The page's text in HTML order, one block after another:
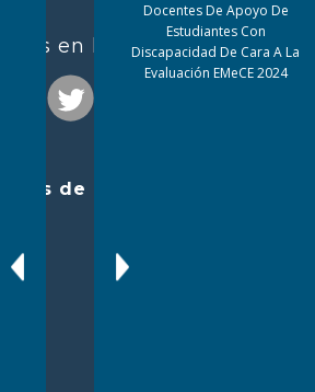
en las redes!
de interés
Docentes De Apoyo De
Estudiantes Con
Discapacidad De Cara A La
Evaluación EMeCE 2024